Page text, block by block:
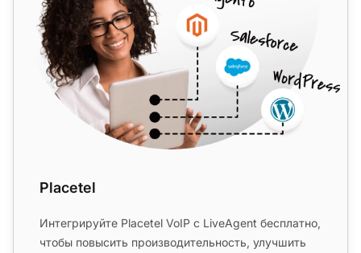
Placetel
Интегрируйте Placetel VoIP с LiveAgent бесплатно,
чтобы повысить производительность, улучшить